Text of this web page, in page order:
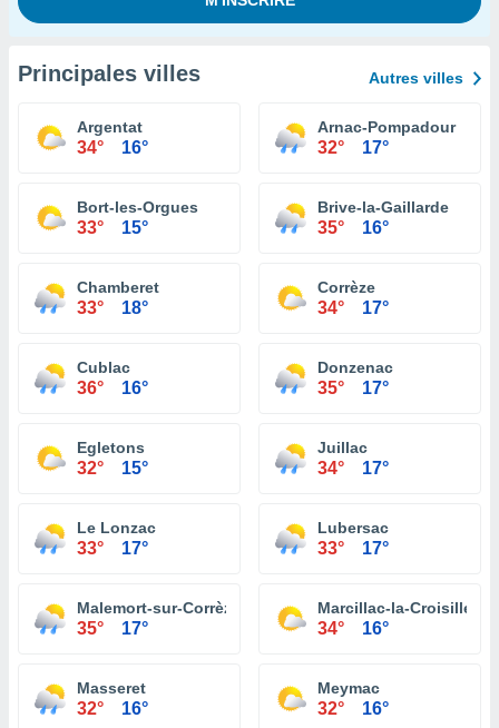
Principales villes Autres villes
Argentat
34° 16°
Arnac-Pompadour
32° 17°
Bort-les-Orgues
33° 15°
Brive-la-Gaillarde
35° 16°
Chamberet
33° 18°
Corrèze
34° 17°
Cublac
36° 16°
Donzenac
35° 17°
Egletons
32° 15°
Juillac
34° 17°
Le Lonzac
33° 17°
Lubersac
33° 17°
Malemort-sur-Corrèze
35° 17°
Marcillac-la-Croisille
34° 16°
Masseret
32° 16°
Meymac
32° 16°